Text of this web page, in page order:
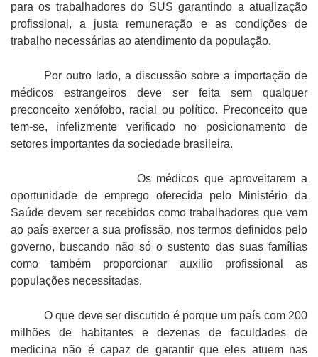
para os trabalhadores do SUS garantindo a atualização
profissional, a justa remuneração e as condições de
trabalho necessárias ao atendimento da população.
Por outro lado, a discussão sobre a importação de
médicos estrangeiros deve ser feita sem qualquer
preconceito xenófobo, racial ou político. Preconceito que
tem-se, infelizmente verificado no posicionamento de
setores importantes da sociedade brasileira.
Os médicos que aproveitarem a
oportunidade de emprego oferecida pelo Ministério da
Saúde devem ser recebidos como trabalhadores que vem
ao país exercer a sua profissão, nos termos definidos pelo
governo, buscando não só o sustento das suas famílias
como também proporcionar auxilio profissional as
populações necessitadas.
O que deve ser discutido é porque um país com 200
milhões de habitantes e dezenas de faculdades de
medicina não é capaz de garantir que eles atuem nas